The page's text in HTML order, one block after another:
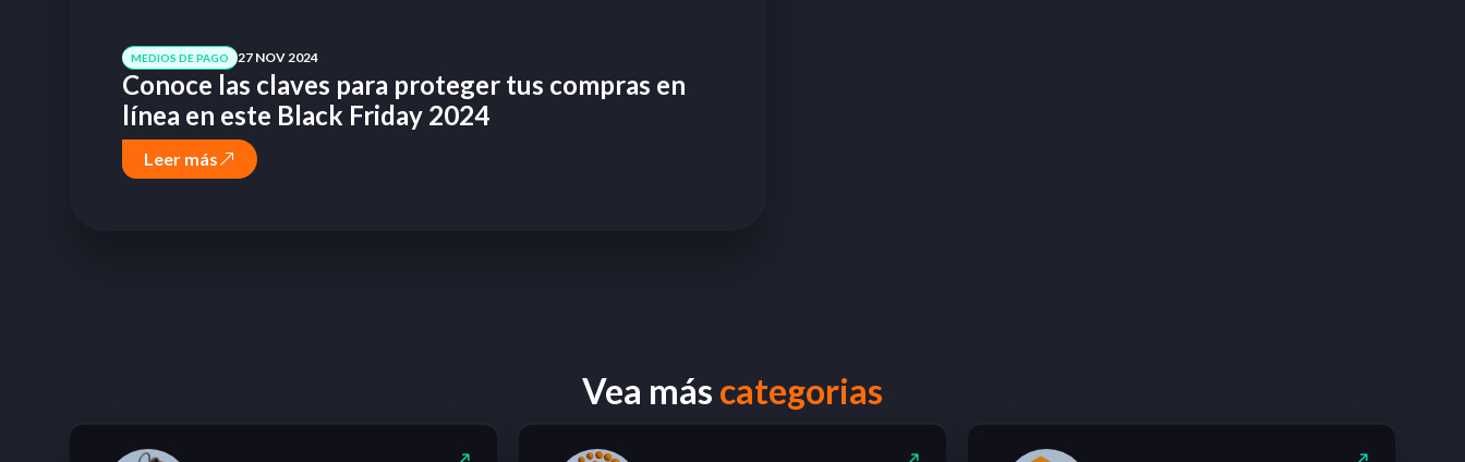
MEDIOS DE PAGO 27 NOV 2024
Conoce las claves para proteger tus compras en
línea en este Black Friday 2024
Leer más
Vea más categorias